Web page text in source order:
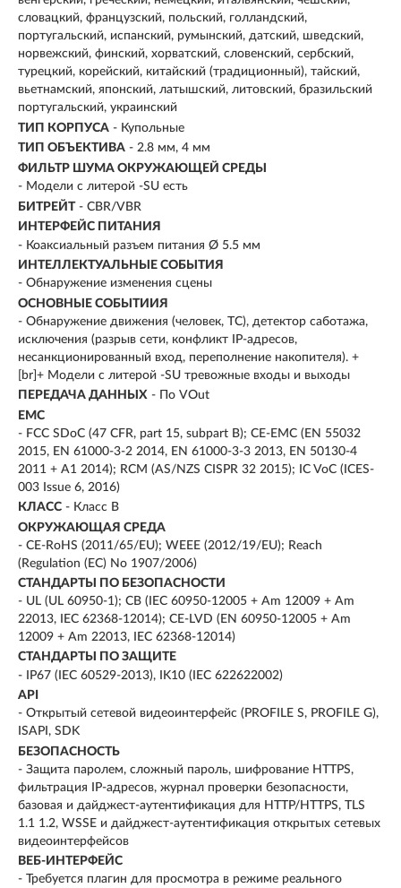
словацкий, французский, польский, голландский,
португальский, испанский, румынский, датский, шведский,
норвежский, финский, хорватский, словенский, сербский,
турецкий, корейский, китайский (традиционный), тайский,
вьетнамский, японский, латышский, литовский, бразильский
португальский, украинский
ТИП КОРПУСА - Купольные
ТИП ОБЪЕКТИВА - 2.8 мм, 4 мм
ФИЛЬТР ШУМА ОКРУЖАЮЩЕЙ СРЕДЫ
- Модели с литерой -SU есть
БИТРЕЙТ - CBR/VBR
ИНТЕРФЕЙС ПИТАНИЯ
- Коаксиальный разъем питания Ø 5.5 мм
ИНТЕЛЛЕКТУАЛЬНЫЕ СОБЫТИЯ
- Обнаружение изменения сцены
ОСНОВНЫЕ СОБЫТИИЯ
- Обнаружение движения (человек, ТС), детектор саботажа,
исключения (разрыв сети, конфликт IP-адресов,
несанкционированный вход, переполнение накопителя). +
[br]+ Модели с литерой -SU тревожные входы и выходы
ПЕРЕДАЧА ДАННЫХ - По VOut
EMC
- FCC SDoC (47 CFR, part 15, subpart B); CE-EMC (EN 55032
2015, EN 61000-3-2 2014, EN 61000-3-3 2013, EN 50130-4
2011 + A1 2014); RCM (AS/NZS CISPR 32 2015); IC VoC (ICES-
003 Issue 6, 2016)
КЛАСС - Класс B
ОКРУЖАЮЩАЯ СРЕДА
- CE-RoHS (2011/65/EU); WEEE (2012/19/EU); Reach
(Regulation (EC) No 1907/2006)
СТАНДАРТЫ ПО БЕЗОПАСНОСТИ
- UL (UL 60950-1); CB (IEC 60950-12005 + Am 12009 + Am
22013, IEC 62368-12014); CE-LVD (EN 60950-12005 + Am
12009 + Am 22013, IEC 62368-12014)
СТАНДАРТЫ ПО ЗАЩИТЕ
- IP67 (IEC 60529-2013), IK10 (IEC 622622002)
API
- Открытый сетевой видеоинтерфейс (PROFILE S, PROFILE G),
ISAPI, SDK
БЕЗОПАСНОСТЬ
- Защита паролем, сложный пароль, шифрование HTTPS,
фильтрация IP-адресов, журнал проверки безопасности,
базовая и дайджест-аутентификация для HTTP/HTTPS, TLS
1.1 1.2, WSSE и дайджест-аутентификация открытых сетевых
видеоинтерфейсов
ВЕБ-ИНТЕРФЕЙС
- Требуется плагин для просмотра в режиме реального